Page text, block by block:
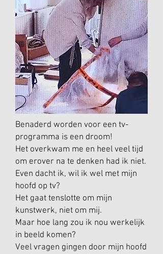
Benaderd worden voor een tv-
programma is een droom!
Het overkwam me en heel veel tijd
om erover na te denken had ik niet.
Even dacht ik, wil ik wel met mijn
hoofd op tv?
Het gaat tenslotte om mijn
kunstwerk, niet om mij.
Maar hoe lang zou ik nou werkelijk
in beeld komen?
Veel vragen gingen door mijn hoofd